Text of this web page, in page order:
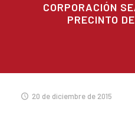
CORPORACIÓN
PRECINTO
20 de diciembre de 2015